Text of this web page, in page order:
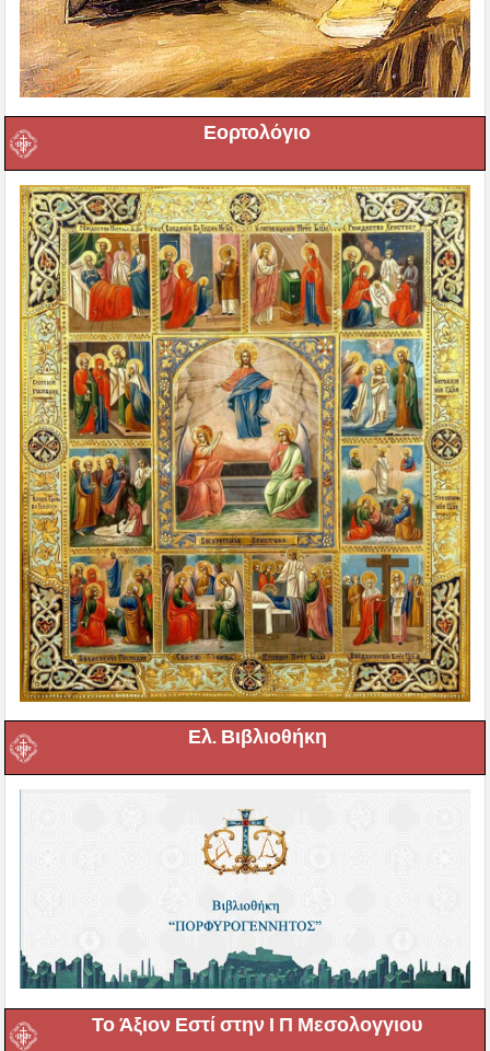
Εορτολόγιο
Ελ. Βιβλιοθήκη
Το Άξιον Εστί στην Ι Π Μεσολογγιου